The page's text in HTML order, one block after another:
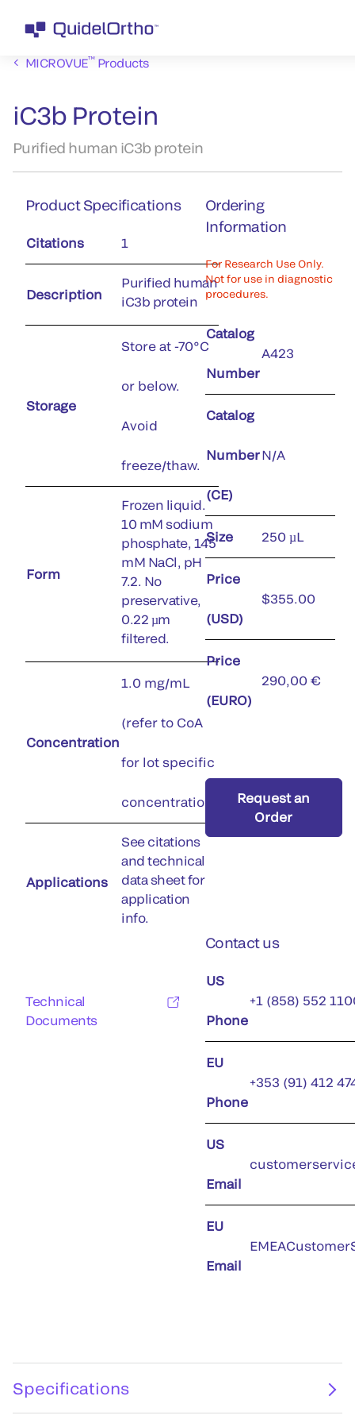
MICROVUE™Products
iC3b Protein
Purified human iC3b protein
Product Specifications
Citations 1
Description
Purified human
iC3b protein
Storage
Store at -70°C
or below.
Avoid
freeze/thaw.
Form
Frozen liquid.
10 mM sodium
phosphate, 145
mM NaCl, pH
7.2. No
preservative,
0.22 µm
filtered.
Concentration
1.0 mg/mL
(refer to CoA
for lot specific
concentration)
Applications
See citations
and technical
data sheet for
application
info.
Technical
Documents
Ordering
Information
For Research Use Only.
Not for use in diagnostic
procedures.
Catalog
Number
A423
Catalog
Number
(CE)
N/A
Size 250 µL
Price
(USD)
$355.00
Price
(EURO)
290,00 €
Request an
Order
Contact us
US
Phone
+1 (858) 552
EU
Phone
+353 (91) 412
US
Email
EU
Email
Specifications